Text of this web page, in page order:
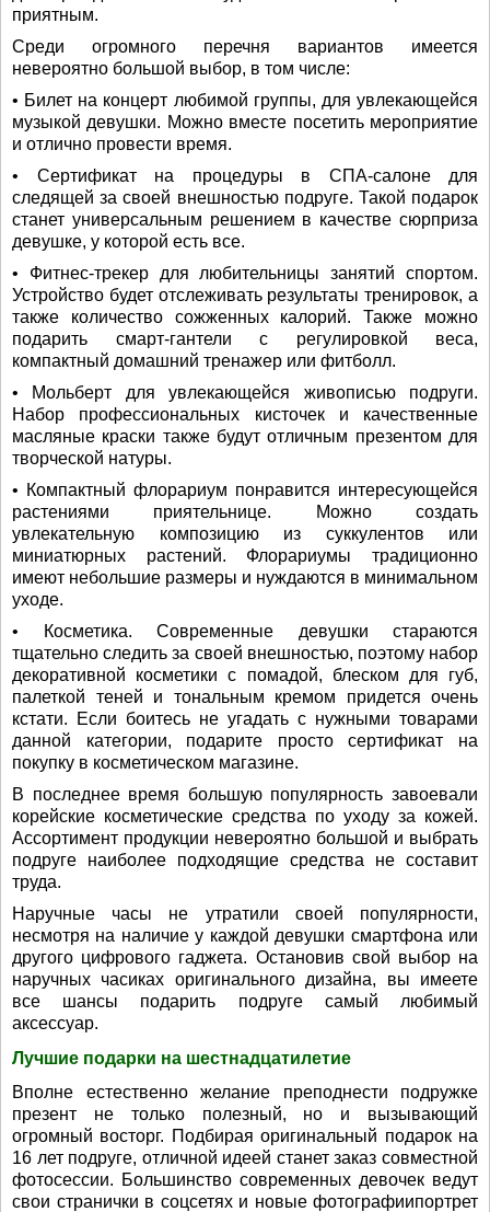
приятным.
Среди огромного перечня вариантов имеется
невероятно большой выбор, в том числе:
• Билет на концерт любимой группы, для увлекающейся
музыкой девушки. Можно вместе посетить мероприятие
и отлично провести время.
• Сертификат на процедуры в СПА-салоне для
следящей за своей внешностью подруге. Такой подарок
станет универсальным решением в качестве сюрприза
девушке, у которой есть все.
• Фитнес-трекер для любительницы занятий спортом.
Устройство будет отслеживать результаты тренировок, а
также количество сожженных калорий. Также можно
подарить смарт-гантели с регулировкой веса,
компактный домашний тренажер или фитболл.
• Мольберт для увлекающейся живописью подруги.
Набор профессиональных кисточек и качественные
масляные краски также будут отличным презентом для
творческой натуры.
• Компактный флорариум понравится интересующейся
растениями приятельнице. Можно создать
увлекательную композицию из суккулентов или
миниатюрных растений. Флорариумы традиционно
имеют небольшие размеры и нуждаются в минимальном
уходе.
• Косметика. Современные девушки стараются
тщательно следить за своей внешностью, поэтому набор
декоративной косметики с помадой, блеском для губ,
палеткой теней и тональным кремом придется очень
кстати. Если боитесь не угадать с нужными товарами
данной категории, подарите просто сертификат на
покупку в косметическом магазине.
В последнее время большую популярность завоевали
корейские косметические средства по уходу за кожей.
Ассортимент продукции невероятно большой и выбрать
подруге наиболее подходящие средства не составит
труда.
Наручные часы не утратили своей популярности,
несмотря на наличие у каждой девушки смартфона или
другого цифрового гаджета. Остановив свой выбор на
наручных часиках оригинального дизайна, вы имеете
все шансы подарить подруге самый любимый
аксессуар.
Лучшие подарки на шестнадцатилетие
Вполне естественно желание преподнести подружке
презент не только полезный, но и вызывающий
огромный восторг. Подбирая оригинальный подарок на
16 лет подруге, отличной идеей станет заказ совместной
фотосессии. Большинство современных девочек ведут
свои странички в соцсетях и новые фотографиипортрет